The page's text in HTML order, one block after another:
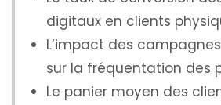
digitaux en clients
L’impact des
sur la fréquentation des
Le panier moyen des